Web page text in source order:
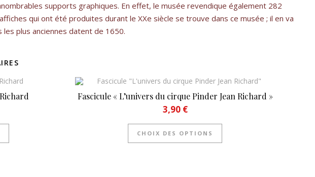
supports graphiques. En effet, le musée revendique également 282
qui ont été produites durant le XXe siècle se trouve dans ce musée ; il en va
plus anciennes datent de 1650.
de prix : 8,50 € à 12,50 €
Fascicule « L’univers du cirque Pinder Jean Richard »
3,90 €
CHOIX DES OPTIONS